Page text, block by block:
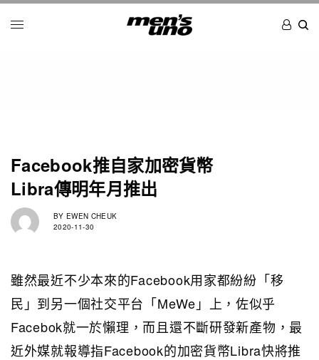
Facebook推自家加密貨幣
Libra傳明年月推出
BY EWEN CHEUK
2020-11-30
雖然最近不少本來的Facebook用家都紛紛「移
民」到另一個社交平台「MeWe」上，佐似乎
Facebok就一於懶理，而且還不斷研發新產物，最
近外媒就報導指Facebook的加密貨幣Libra快將推